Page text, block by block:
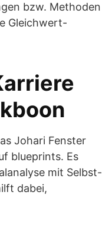
bzw. Methoden
Gleichwert-
Johari Fenster
blueprints. Es
mit Selbst-
dabei,